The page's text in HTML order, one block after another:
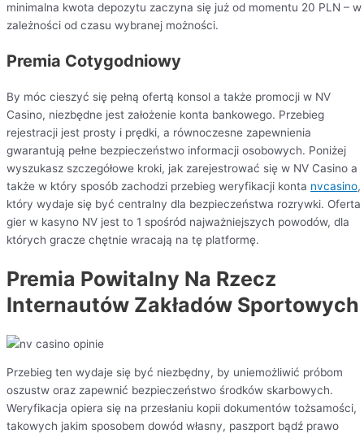
minimalna kwota depozytu zaczyna się już od momentu 20 PLN – w
zależności od czasu wybranej możności.
Premia Cotygodniowy
By móc cieszyć się pełną ofertą konsol a także promocji w NV
Casino, niezbędne jest założenie konta bankowego. Przebieg
rejestracji jest prosty i prędki, a równoczesne zapewnienia
gwarantują pełne bezpieczeństwo informacji osobowych. Poniżej
wyszukasz szczegółowe kroki, jak zarejestrować się w NV Casino a
także w który sposób zachodzi przebieg weryfikacji konta nvcasino,
który wydaje się być centralny dla bezpieczeństwa rozrywki. Oferta
gier w kasyno NV jest to 1 spośród najważniejszych powodów, dla
których gracze chętnie wracają na tę platformę.
Premia Powitalny Na Rzecz
Internautów Zakładów Sportowych
Przebieg ten wydaje się być niezbędny, by uniemożliwić próbom
oszustw oraz zapewnić bezpieczeństwo środków skarbowych.
Weryfikacja opiera się na przesłaniu kopii dokumentów tożsamości,
takowych jakim sposobem dowód własny, paszport bądź prawo